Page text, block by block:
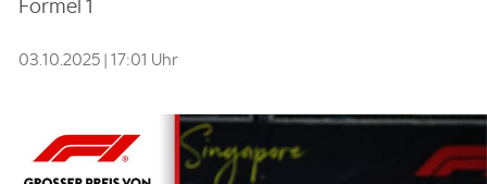
Formel 1
03.10.2025 | 17:01 Uhr